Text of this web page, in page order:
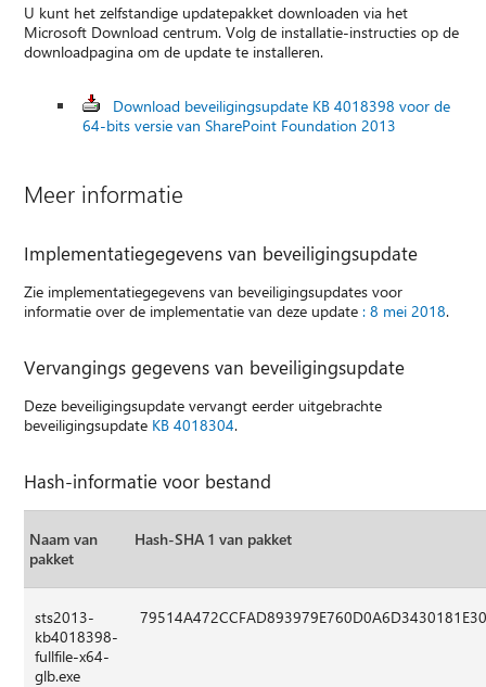
U kunt het zelfstandige updatepakket downloaden via het
Microsoft Download centrum. Volg de installatie-instructies op de
downloadpagina om de update te installeren.
Download beveiligingsupdate KB 4018398 voor de
64-bits versie van SharePoint Foundation 2013
Meer informatie
Implementatiegegevens van beveiligingsupdate
Zie implementatiegegevens van beveiligingsupdates voor
informatie over de implementatie van deze update : 8 mei 2018.
Vervangings gegevens van beveiligingsupdate
Deze beveiligingsupdate vervangt eerder uitgebrachte
beveiligingsupdate KB 4018304.
Hash-informatie voor bestand
Naam van
pakket
Hash-SHA 1 van pakket
sts2013-
kb4018398-
fullfile-x64-
glb.exe